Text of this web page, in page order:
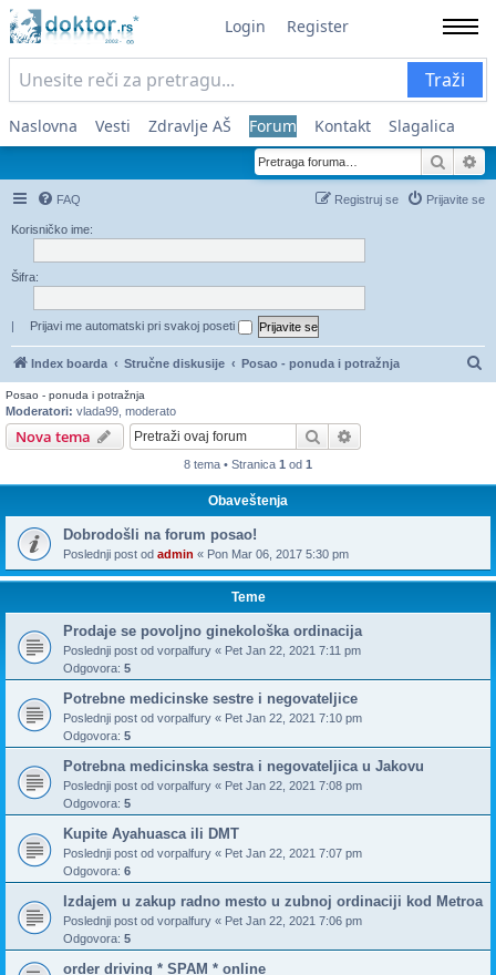
Login Register
Traži
Naslovna Vesti Zdravlje AŠ Forum Kontakt Slagalica
FAQ Prijavite se
Registruj se
Korisničko ime:
Šifra:
| Prijavi me automatski pri svakoj poseti
Index boarda Stručne diskusije Posao - ponuda i potražnja
Posao - ponuda i potražnja
Moderatori: vlada99 moderato
Nova tema Pretraga
8 tema • Stranica 1 od 1
Obaveštenja
Dobrodošli na forum posao!
Poslednji post od admin « Pon Mar 06, 2017 5:30 pm
Teme
Prodaje se povoljno ginekološka ordinacija
Poslednji post od vorpalfury « Pet Jan 22, 2021 7:11 pm
Odgovora: 5
Potrebne medicinske sestre i negovateljice
Poslednji post od vorpalfury « Pet Jan 22, 2021 7:10 pm
Odgovora: 5
Potrebna medicinska sestra i negovateljica u Jakovu
Poslednji post od vorpalfury « Pet Jan 22, 2021 7:08 pm
Odgovora: 5
Kupite Ayahuasca ili DMT
Poslednji post od vorpalfury « Pet Jan 22, 2021 7:07 pm
Odgovora: 6
Izdajem u zakup radno mesto u zubnoj ordinaciji kod Metroa
Poslednji post od vorpalfury « Pet Jan 22, 2021 7:06 pm
Odgovora: 5
order driving * SPAM * online